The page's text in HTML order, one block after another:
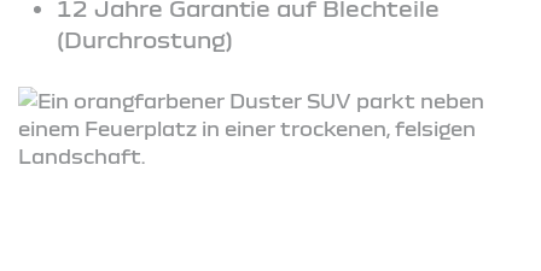
12 Jahre Garantie auf Blechteile
(Durchrostung)